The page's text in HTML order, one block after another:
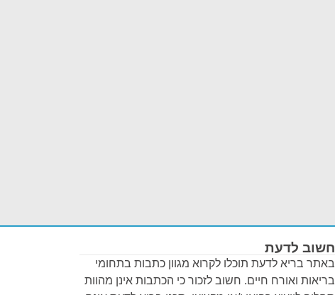
חשוב לדעת
באתר בריא לדעת תוכלו לקרוא מגוון כתבות בתחומי
בריאות ואורח חיים. חשוב לזכור כי הכתבות אינן מהוות